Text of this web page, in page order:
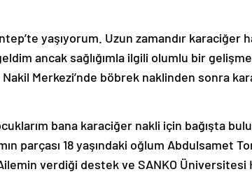
yaşıyorum. Uzun zamandır karaciğer
ancak sağlığımla ilgili olumlu bir gelişme
Merkezi’nde böbrek naklinden sonra
bana karaciğer nakli için bağışta
parçası 18 yaşındaki oğlum Abdulsamet
Ailemin verdiği destek ve SANKO Üniversitesi